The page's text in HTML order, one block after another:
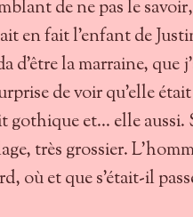
de ne pas le
en fait l’enfant de
d’être la marraine,
de voir qu’elle
gothique et... elle
très grossier.
où et que s’était-il